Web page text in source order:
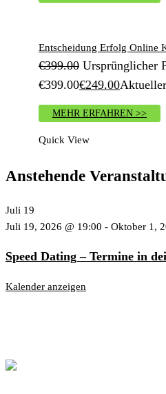
Entscheidung Erfolg Online
€399.00 Ursprünglicher
€399.00€249.00
MEHR ERFAHREN >>
Quick View
Anstehende
Juli 19
Juli 19, 2026 @ 19:00 - Oktober 1,
Speed Dating – Termine in
Kalender anzeigen